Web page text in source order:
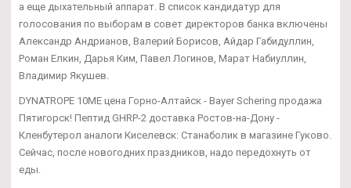
а еще дыхательный аппарат. В список кандидатур для
голосования по выборам в совет директоров банка включены
Александр Андрианов, Валерий Борисов, Айдар Габидуллин,
Роман Елкин, Дарья Ким, Павел Логинов, Марат Набиуллин,
Владимир Якушев.
DYNATROPE 10ME цена Горно-Алтайск - Bayer Schering продажа
Пятигорск! Пептид GHRP-2 доставка Ростов-на-Дону -
Кленбутерол аналоги Киселевск: Станаболик в магазине Гуково.
Сейчас, после новогодних праздников, надо передохнуть от
еды.